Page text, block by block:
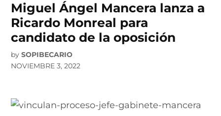
Miguel Ángel Mancera lanza a
Ricardo Monreal para
candidato de la oposición
by SOPIBECARIO
NOVIEMBRE 3, 2022